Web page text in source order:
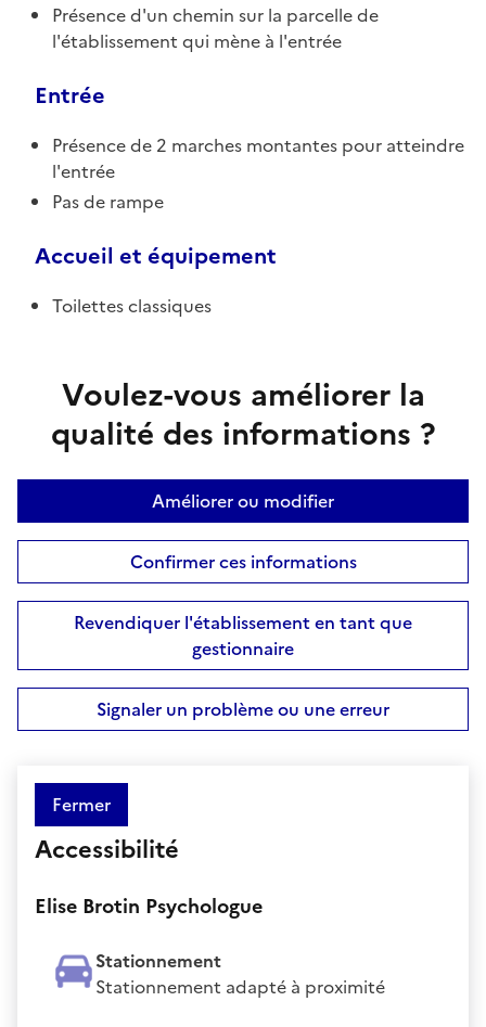
Présence d'un chemin sur la parcelle de
l'établissement qui mène à l'entrée
Entrée
Présence de 2 marches montantes pour atteindre
l'entrée
Pas de rampe
Accueil et équipement
Toilettes classiques
Voulez-vous améliorer la
qualité des informations ?
Améliorer ou modifier
Confirmer ces informations
Revendiquer l'établissement en tant que
gestionnaire
Signaler un problème ou une erreur
Fermer
Accessibilité
Elise Brotin Psychologue
Stationnement
Stationnement adapté à proximité